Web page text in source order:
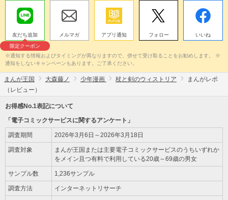
友だち追加
限定クーポン
メルマガ アプリ通知 フォロー いいね
※通知する情報およびタイミングが異なりますので、併せて受け取ることをお勧めします。 ※
通知をしないキャンペーンもあります。ご了承ください。
まんが王国 大森藤ノ 少年漫画 杖と剣のウィストリア
まんがレポ
（レビュー）
お得感No.1表記について
「電子コミックサービスに関するアンケート」
調査期間 2026年3月6日～2026年3月18日
調査対象
まんが王国または主要電子コミックサービスのうちいずれか
をメイン且つ有料で利用している20歳～69歳の男女
サンプル数 1,236サンプル
調査方法 インターネットリサーチ